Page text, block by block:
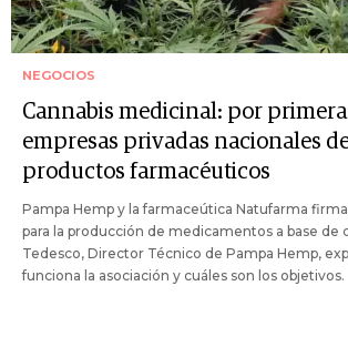
NEGOCIOS
Cannabis medicinal: por primera
empresas privadas nacionales
productos farmacéuticos
Pampa Hemp y la farmaceútica Natufarma
para la producción de medicamentos a base de
Tedesco, Director Técnico de Pampa Hemp,
funciona la asociación y cuáles son los objetivos.